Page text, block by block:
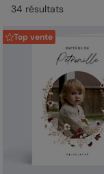
création d’une carte
enveloppes, version
rapide : chaque
souvenir précieux.
34 résultats
Top vente